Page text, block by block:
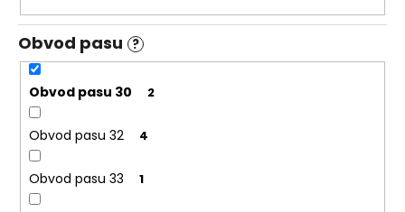
Obvod pasu ?
Obvod pasu 30 2
Obvod pasu 32 4
Obvod pasu 33 1